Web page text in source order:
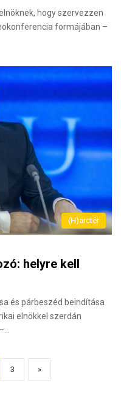
hogy szervezzen
formájában –
(H)arctér
helyre kell
és párbeszéd beindítása
elnökkel szerdán
3 »